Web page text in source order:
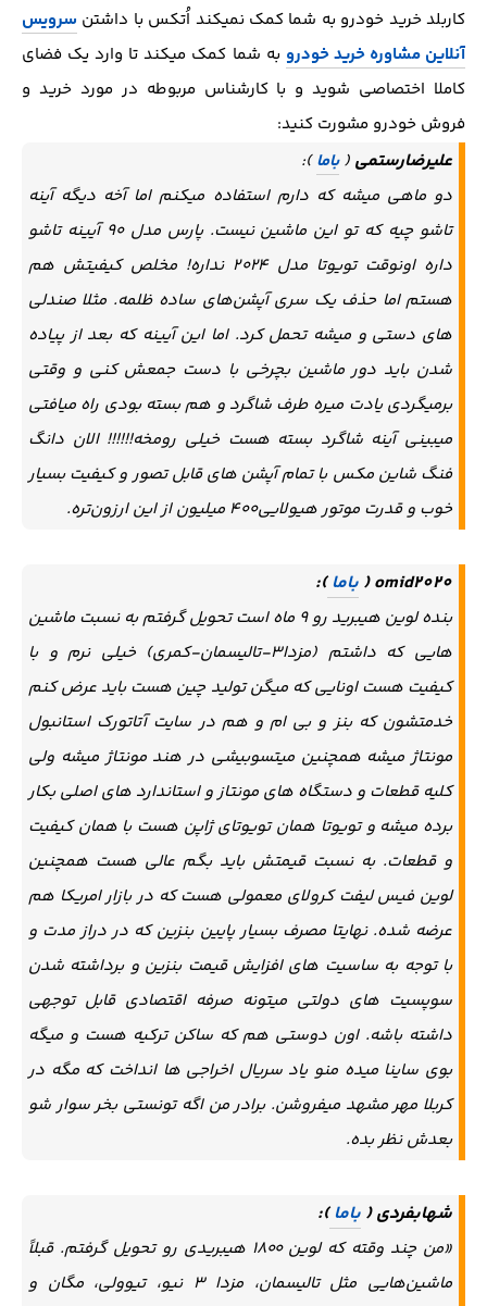
کاربلد خرید خودرو به شما کمک نمیکند اُتکس با داشتن سرویس
آنلاین مشاوره خرید خودرو به شما کمک میکند تا وارد یک فضای
کاملا اختصاصی شوید و با کارشناس مربوطه در مورد خرید و
فروش خودرو مشورت کنید:
عليرضارستمی (باما):
دو ماهی میشه که دارم استفاده میکنم اما آخه دیگه آینه
تاشو چیه که تو این ماشین نیست. پارس مدل ۹۰ آیینه تاشو
داره اونوقت تویوتا مدل ۲۰۲۴ نداره! مخلص کیفیتش هم
هستم اما حذف یک سری آپشن‌های ساده ظلمه. مثلا صندلی
های دستی و میشه تحمل کرد. اما این آیینه که بعد از پیاده
شدن باید دور ماشین بچرخی با دست جمعش کنی و وقتی
برمیگردی یادت میره طرف شاگرد و هم بسته بودی راه میافتی
میبینی آینه شاگرد بسته هست خیلی رومخه!!!!!! الان دانگ
فنگ شاین مکس با تمام آپشن های قابل تصور و کیفیت بسیار
خوب و قدرت موتور هیولایی۴۰۰ میلیون از این ارزون‌تره.
omid2020 ( باما):
بنده لوین هیبرید رو 9 ماه است تحویل گرفتم به نسبت ماشین
هایی که داشتم (مزدا3-تالیسمان-کمری) خیلی نرم و با
کیفیت هست اونایی که میگن تولید چین هست باید عرض کنم
خدمتشون که بنز و بی ام و هم در سایت آتاتورک استانبول
مونتاژ میشه همچنین میتسوبیشی در هند مونتاژ میشه ولی
کلیه قطعات و دستگاه های مونتاز و استاندارد های اصلی بکار
برده میشه و تویوتا همان تویوتای ژاپن هست با همان کیفیت
و قطعات. به نسبت قیمتش باید بگم عالی هست همچنین
لوین فیس لیفت کرولای معمولی هست که در بازار امریکا هم
عرضه شده. نهایتا مصرف بسیار پایین بنزین که در دراز مدت و
با توجه به ساسیت های افزایش قیمت بنزین و برداشته شدن
سوپسیت های دولتی میتونه صرفه اقتصادی قابل توجهی
داشته باشه. اون دوستی هم که ساکن ترکیه هست و میگه
بوی ساینا میده منو یاد سریال اخراجی ها انداخت که مگه در
کربلا مهر مشهد میفروشن. برادر من اگه تونستی بخر سوار شو
بعدش نظر بده.
شهابفردی ( باما):
«من چند وقته که لوین ۱۸۰۰ هیبریدی رو تحویل گرفتم. قبلاً
ماشین‌هایی مثل تالیسمان، مزدا ۳ نیو، تیوولی، مگان و